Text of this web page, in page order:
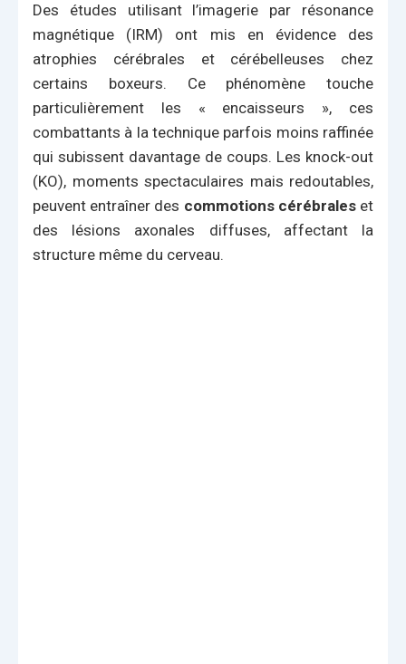
Des études utilisant l’imagerie par résonance
magnétique (IRM) ont mis en évidence des
atrophies cérébrales et cérébelleuses chez
certains boxeurs. Ce phénomène touche
particulièrement les « encaisseurs », ces
combattants à la technique parfois moins raffinée
qui subissent davantage de coups. Les knock-out
(KO), moments spectaculaires mais redoutables,
peuvent entraîner des commotions cérébraleset
des lésions axonales diffuses, affectant la
structure même du cerveau.